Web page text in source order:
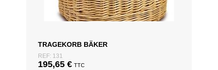
TRAGEKORB BÄKER
REF: 131
195,65 € TTC